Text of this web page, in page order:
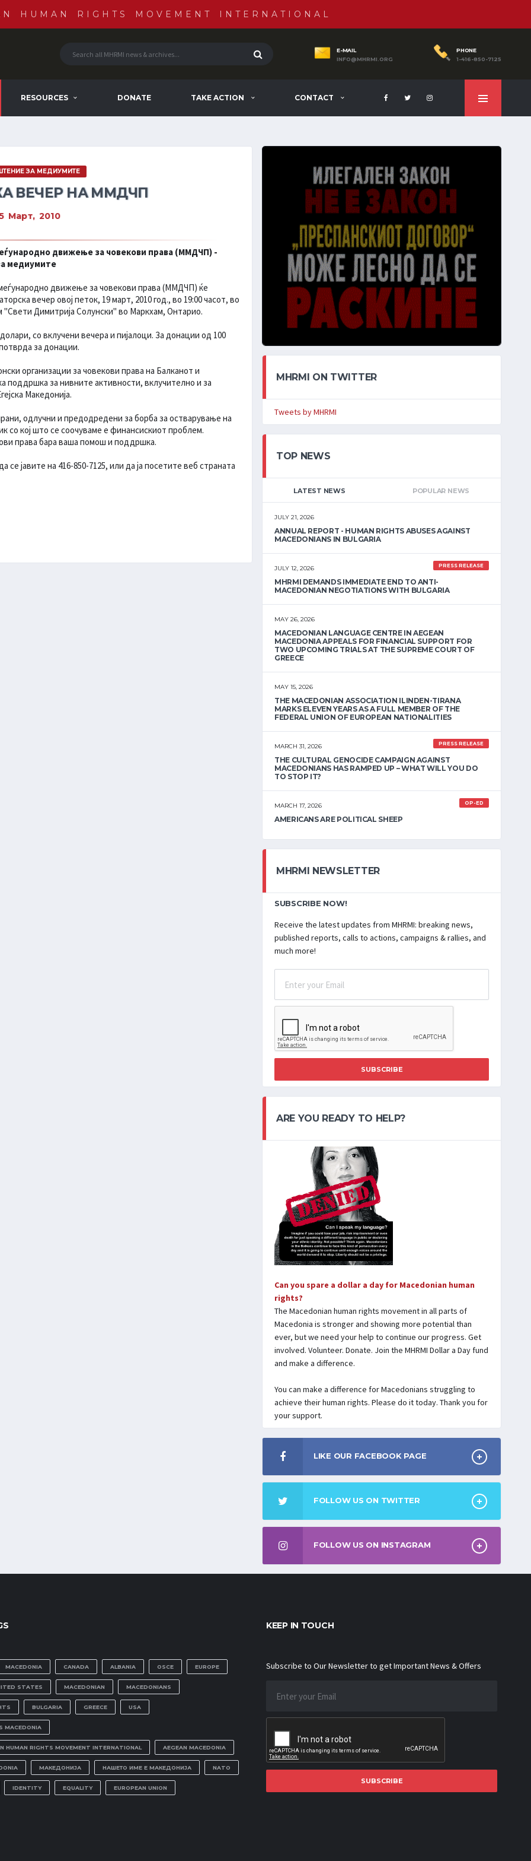
HUMAN RIGHTS MOVEMENT INTERNATIONAL
E-MAIL
INFO@MHRMI.ORG
PHONE
1-416-850-7125
RESOURCES DONATE TAKE ACTION CONTACT
ЗА МЕДИУМИТЕ
ВЕЧЕР НА ММДЧП
Март, 2010
движење за човекови права (ММДЧП) -
медиумите
движење за човекови права (ММДЧП) ќе
вечер овој петок, 19 март, 2010 год., во 19:00 часот, во
"Свети Димитрија Солунски" во Маркхам, Онтарио.
со вклучени вечера и пијалоци. За донации од 100
за донации.
организации за човекови права на Балканот и
поддршка за нивните активности, вклучително и за
Македонија.
одлучни и предодредени за борба за остварување на
со кој што се соочуваме е финансискиот проблем.
права бара ваша помош и поддршка.
јавите на 416-850-7125, или да ја посетите веб страната
MHRMI ON TWITTER
Tweets by MHRMI
TOP NEWS
LATEST NEWS POPULAR NEWS
JULY 21, 2026
ANNUAL REPORT - HUMAN RIGHTS ABUSES AGAINST
MACEDONIANS IN BULGARIA
JULY 12, 2026 PRESS RELEASE
MHRMI DEMANDS IMMEDIATE END TO ANTI-
MACEDONIAN NEGOTIATIONS WITH BULGARIA
MAY 26, 2026
MACEDONIAN LANGUAGE CENTRE IN AEGEAN
MACEDONIA APPEALS FOR FINANCIAL SUPPORT FOR
TWO UPCOMING TRIALS AT THE SUPREME COURT OF
GREECE
MAY 15, 2026
THE MACEDONIAN ASSOCIATION ILINDEN-TIRANA
MARKS ELEVEN YEARS AS A FULL MEMBER OF THE
FEDERAL UNION OF EUROPEAN NATIONALITIES
MARCH 31, 2026 PRESS RELEASE
THE CULTURAL GENOCIDE CAMPAIGN AGAINST
MACEDONIANS HAS RAMPED UP – WHAT WILL YOU DO
TO STOP IT?
MARCH 17, 2026 OP-ED
AMERICANS ARE POLITICAL SHEEP
MHRMI NEWSLETTER
SUBSCRIBE NOW!
Receive the latest updates from MHRMI: breaking news,
published reports, calls to actions, campaigns & rallies, and
much more!
SUBSCRIBE
ARE YOU READY TO HELP?
Can you spare a dollar a day for Macedonian human
rights?
The Macedonian human rights movement in all parts of
Macedonia is stronger and showing more potential than
ever, but we need your help to continue our progress. Get
involved. Volunteer. Donate. Join the MHRMI Dollar a Day fund
and make a difference.
You can make a difference for Macedonians struggling to
achieve their human rights. Please do it today. Thank you for
your support.
LIKE OUR FACEBOOK PAGE
FOLLOW US ON TWITTER
FOLLOW US ON INSTAGRAM
MACEDONIA CANADA ALBANIA OSCE EUROPE
STATES MACEDONIAN MACEDONIANS
BULGARIA GREECE USA
MACEDONIA
HUMAN RIGHTS MOVEMENT INTERNATIONAL AEGEAN MACEDONIA
МАКЕДОНИЈА НАШЕТО ИМЕ Е МАКЕДОНИЈА NATO
IDENTITY EQUALITY EUROPEAN UNION
KEEP IN TOUCH
Subscribe to Our Newsletter to get Important News & Offers
SUBSCRIBE